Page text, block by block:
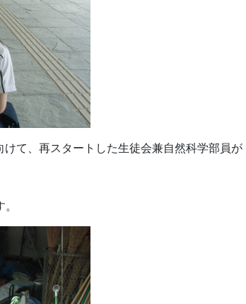
て、再スタートした生徒会兼自然科学部員が